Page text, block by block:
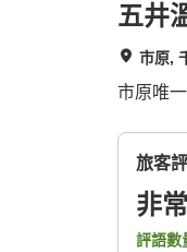
五井
市原,
市原唯
旅客
非
評語數